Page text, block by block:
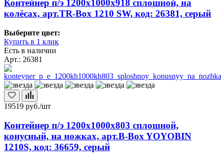
Контейнер п/э 1200х1000х918 сплошной, на
колёсах, арт.TR-Box 1210 SW, код: 26381, серый
Выберите цвет:
Купить в 1 клик
Есть в наличии
Арт.: 26381
19519 руб./шт
Контейнер п/э 1200х1000х803 сплошной,
конусный, на ножках, арт.B-Box YOYOBIN
1210S, код: 36659, серый